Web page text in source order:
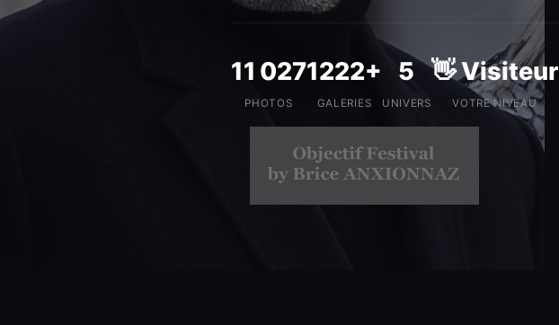
11 027
PHOTOS
1222+
GALERIES
5
UNIVERS
👋 Visiteur
VOTRE NIVEAU